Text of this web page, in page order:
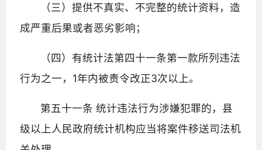
（三）提供不真实、不完整的统计资料，造
成严重后果或者恶劣影响；
（四）有统计法第四十一条第一款所列违法
行为之一，1年内被责令改正3次以上。
第五十一条 统计违法行为涉嫌犯罪的，县
级以上人民政府统计机构应当将案件移送司法机